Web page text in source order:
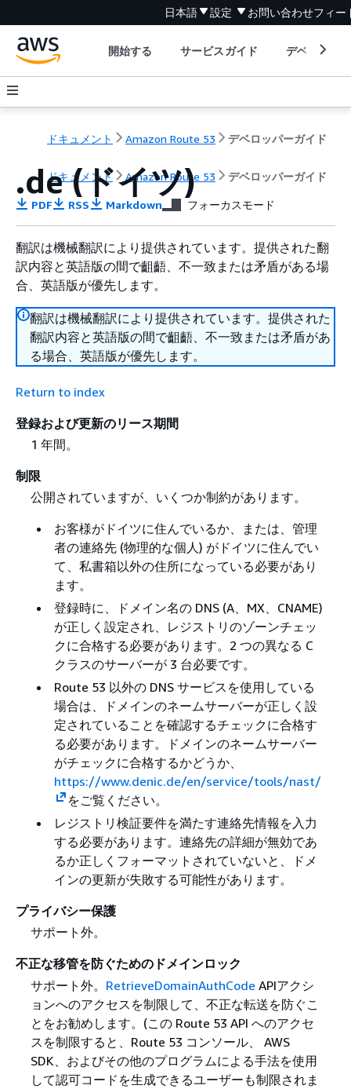
日本語 設定 お問い合わせフィー
開始する サービスガイド デベロッパ
ドキュメント Amazon Route 53 デベロッパーガイド
ドキュメント Amazon Route 53 デベロッパーガイド
.de (ドイツ)
PDF RSS Markdown フォーカスモード
翻訳は機械翻訳により提供されています。提供された翻
訳内容と英語版の間で齟齬、不一致または矛盾がある場
合、英語版が優先します。
翻訳は機械翻訳により提供されています。提供された
翻訳内容と英語版の間で齟齬、不一致または矛盾があ
る場合、英語版が優先します。
Return to index
登録および更新のリース期間
1 年間。
制限
公開されていますが、いくつか制約があります。
お客様がドイツに住んでいるか、または、管理
者の連絡先 (物理的な個人) がドイツに住んでい
て、私書箱以外の住所になっている必要があり
ます。
登録時に、ドメイン名の DNS (A、MX、CNAME)
が正しく設定され、レジストリのゾーンチェッ
クに合格する必要があります。2 つの異なる C
クラスのサーバーが 3 台必要です。
Route 53 以外の DNS サービスを使用している
場合は、ドメインのネームサーバーが正しく設
定されていることを確認するチェックに合格す
る必要があります。ドメインのネームサーバー
がチェックに合格するかどうか、
https://www.denic.de/en/service/tools/nast/
をご覧ください。
レジストリ検証要件を満たす連絡先情報を入力
する必要があります。連絡先の詳細が無効であ
るか正しくフォーマットされていないと、ドメ
インの更新が失敗する可能性があります。
プライバシー保護
サポート外。
不正な移管を防ぐためのドメインロック
サポート外。 RetrieveDomainAuthCode APIアクシ
ョンへのアクセスを制限して、不正な転送を防ぐこ
とをお勧めします。(この Route 53 API へのアクセ
スを制限すると、Route 53 コンソール、 AWS
SDK、およびその他のプログラムによる手法を使用
して認可コードを生成できるユーザーも制限されま